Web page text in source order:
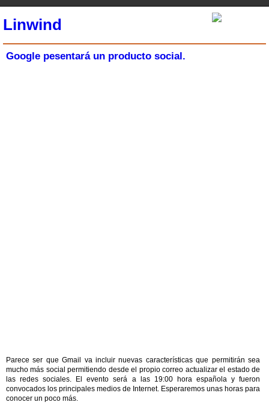
Linwind
Google pesentará un producto social.
Parece ser que Gmail va incluir nuevas características que permitirán sea
mucho más social permitiendo desde el propio correo actualizar el estado de
las redes sociales. El evento será a las 19:00 hora española y fueron
convocados los principales medios de Internet. Esperaremos unas horas para
conocer un poco más.